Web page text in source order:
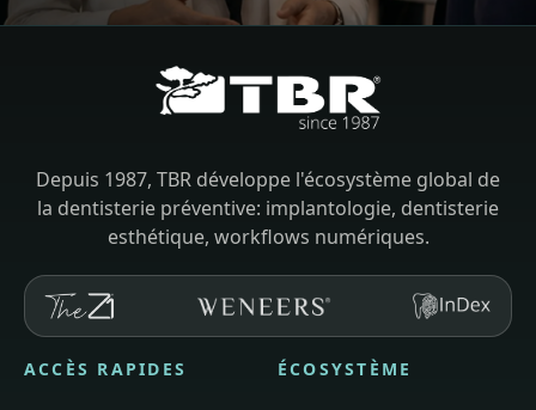
Depuis 1987, TBR développe l'écosystème global de
la dentisterie préventive: implantologie, dentisterie
esthétique, workflows numériques.
ACCÈS RAPIDES ÉCOSYSTÈME